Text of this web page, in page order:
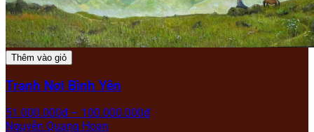
Thêm vào giỏ
Tranh Nơi Bình Yên
51.000.000₫ – 100.000.000₫
Nguyễn Quang Hoan